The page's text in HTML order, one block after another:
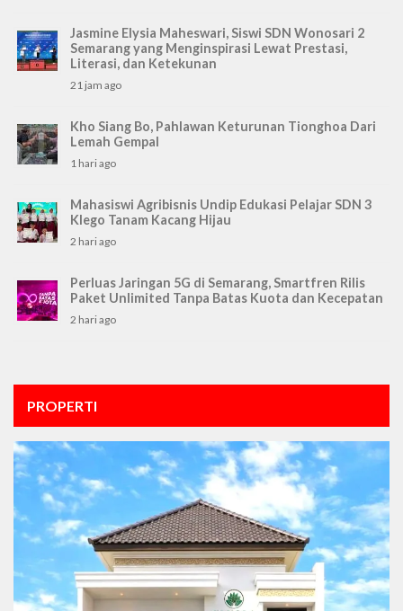
Jasmine Elysia Maheswari, Siswi SDN Wonosari 2
Semarang yang Menginspirasi Lewat Prestasi,
Literasi, dan Ketekunan
21 jam ago
Kho Siang Bo, Pahlawan Keturunan Tionghoa Dari
Lemah Gempal
1 hari ago
Mahasiswi Agribisnis Undip Edukasi Pelajar SDN 3
Klego Tanam Kacang Hijau
2 hari ago
Perluas Jaringan 5G di Semarang, Smartfren Rilis
Paket Unlimited Tanpa Batas Kuota dan Kecepatan
2 hari ago
PROPERTI